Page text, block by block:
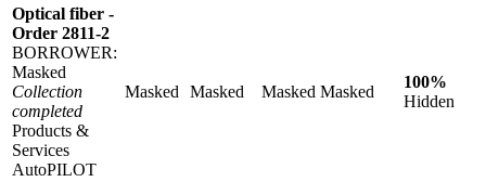
Optical fiber -
Order 2811-2
BORROWER:
Masked
Collection
completed
Products &
Services
AutoPILOT
Masked Masked Masked Masked
100%
Hidden